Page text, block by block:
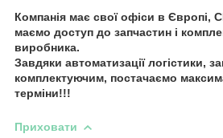
Компанія має свої офіси в Європі,
маємо доступ до запчастин і
виробника.
Завдяки автоматизації логістики,
комплектуючим, постачаємо
терміни!!!
Приховати